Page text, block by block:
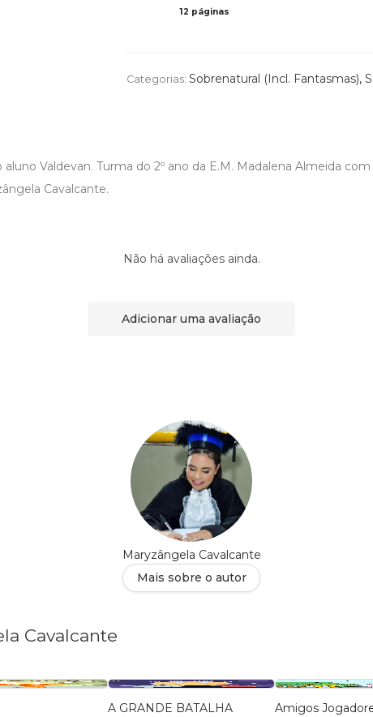
12 páginas
Categorias: Sobrenatural (Incl. Fantasmas),
Valdevan. Turma do 2º ano da E.M. Madalena Almeida com
Cavalcante.
Não há avaliações ainda.
Adicionar uma avaliação
Maryzângela Cavalcante
Mais sobre o autor
Cavalcante
A GRANDE BATALHA
Amigos